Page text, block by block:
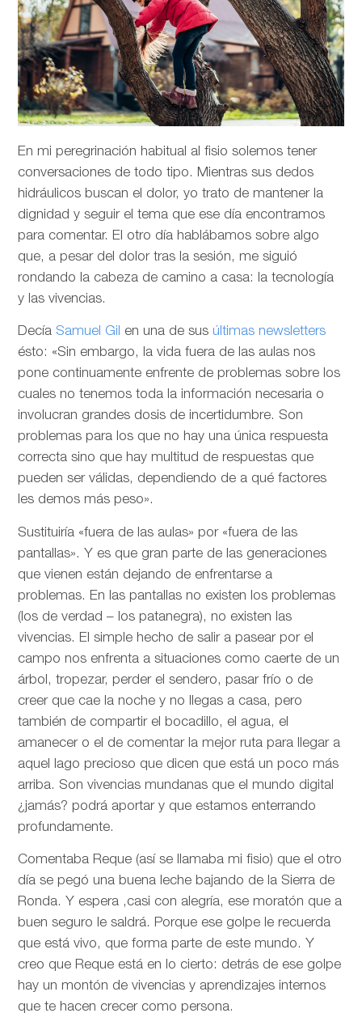
En mi peregrinación habitual al fisio solemos tener
conversaciones de todo tipo. Mientras sus dedos
hidráulicos buscan el dolor, yo trato de mantener la
dignidad y seguir el tema que ese día encontramos
para comentar. El otro día hablábamos sobre algo
que, a pesar del dolor tras la sesión, me siguió
rondando la cabeza de camino a casa: la tecnología
y las vivencias.
Decía Samuel Gil en una de sus últimas newsletters
ésto: «Sin embargo, la vida fuera de las aulas nos
pone continuamente enfrente de problemas sobre los
cuales no tenemos toda la información necesaria o
involucran grandes dosis de incertidumbre. Son
problemas para los que no hay una única respuesta
correcta sino que hay multitud de respuestas que
pueden ser válidas, dependiendo de a qué factores
les demos más peso».
Sustituiría «fuera de las aulas» por «fuera de las
pantallas». Y es que gran parte de las generaciones
que vienen están dejando de enfrentarse a
problemas. En las pantallas no existen los problemas
(los de verdad – los patanegra), no existen las
vivencias. El simple hecho de salir a pasear por el
campo nos enfrenta a situaciones como caerte de un
árbol, tropezar, perder el sendero, pasar frío o de
creer que cae la noche y no llegas a casa, pero
también de compartir el bocadillo, el agua, el
amanecer o el de comentar la mejor ruta para llegar a
aquel lago precioso que dicen que está un poco más
arriba. Son vivencias mundanas que el mundo digital
¿jamás? podrá aportar y que estamos enterrando
profundamente.
Comentaba Reque (así se llamaba mi fisio) que el otro
día se pegó una buena leche bajando de la Sierra de
Ronda. Y espera ,casi con alegría, ese moratón que a
buen seguro le saldrá. Porque ese golpe le recuerda
que está vivo, que forma parte de este mundo. Y
creo que Reque está en lo cierto: detrás de ese golpe
hay un montón de vivencias y aprendizajes internos
que te hacen crecer como persona.